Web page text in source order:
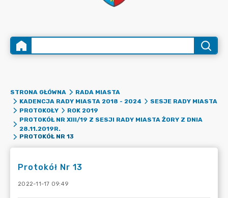
STRONA GŁÓWNA
RADA MIASTA
KADENCJA RADY MIASTA 2018 - 2024
SESJE RADY MIASTA
PROTOKOŁY
ROK 2019
PROTOKÓŁ NR XIII/19 Z SESJI RADY MIASTA ŻORY Z DNIA
28.11.2019R.
PROTOKÓŁ NR 13
Protokół Nr 13
2022-11-17 09:49